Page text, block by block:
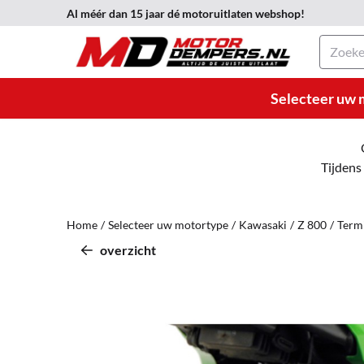
Cookievoorkeuren zijn momenteel gesloten.
Al méér dan 15 jaar dé motoruitlaten webshop!
Zoeken
Selecteer uw
Tijdens
Home / Selecteer uw motortype / Kawasaki / Z 800 /
overzicht